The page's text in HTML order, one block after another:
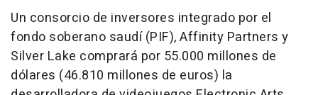
Un consorcio de inversores integrado por el
fondo soberano saudí (PIF), Affinity Partners y
Silver Lake comprará por 55.000 millones de
dólares (46.810 millones de euros) la